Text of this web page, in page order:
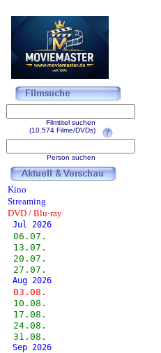
Filmtitel suchen
(10.574 Filme/DVDs)
Person suchen
Kino
Streaming
DVD / Blu-ray
Jul 2026
06.07.
13.07.
20.07.
27.07.
Aug 2026
03.08.
10.08.
17.08.
24.08.
31.08.
Sep 2026